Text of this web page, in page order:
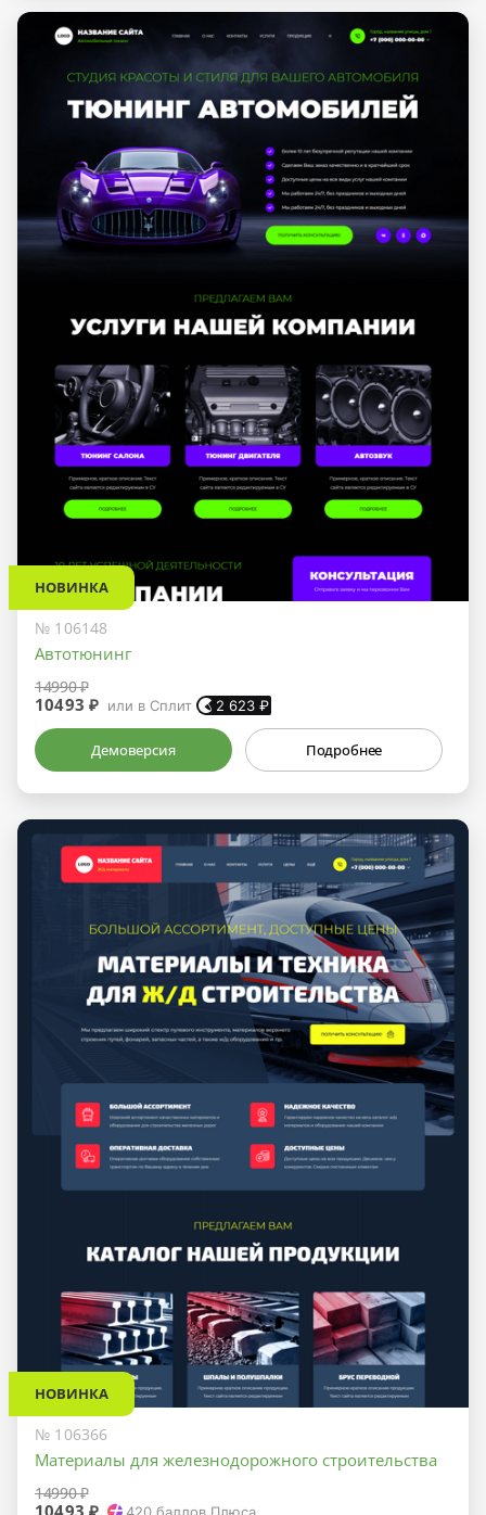
НОВИНКА
№ 106148
Автотюнинг
14990 ₽
10493 ₽ или в Сплит 2 623 ₽
Демоверсия Подробнее
НОВИНКА
№ 106366
Материалы для железнодорожного строительства
14990 ₽